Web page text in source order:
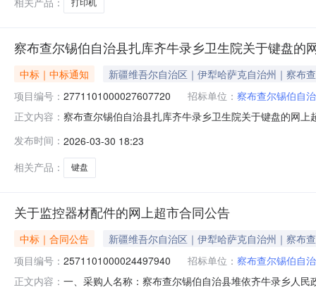
打印机
察布查尔锡伯自治县扎库齐牛录乡卫生院关于键盘的
中标｜中标通知
新疆维吾尔自治区｜伊犁哈萨克自治州｜察布
项目编号： 2771101000027607720 招标单位： 察布查尔锡伯自
正文内容： 察布查尔锡伯自治县扎库齐牛录乡卫生院关于键盘的网
金额（元）:项目所在行政区划编码:654022项目所在行
发布时间： 2026-03-30 18:23
相关产品：
键盘
关于监控器材配件的网上超市合同公告
中标｜合同公告
新疆维吾尔自治区｜伊犁哈萨克自治州｜察布
项目编号： 2571101000024497940 招标单位： 察布查尔锡伯自
正文内容： 一、采购人名称：察布查尔锡伯自治县堆依齐牛录乡人